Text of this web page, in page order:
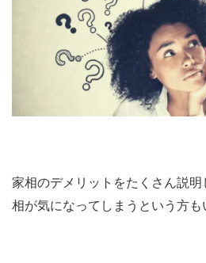
家相のデメリットをたくさん説
相が気になってしまうという方も